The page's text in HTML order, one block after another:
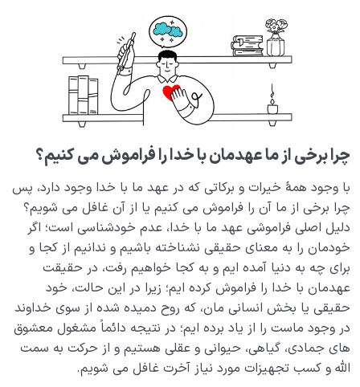
چرا برخی از ما عهدمان با خدا را فراموش می کنیم؟
با وجود همۀ خیرات و برکاتی که در عهد ما با خدا وجود دارد، پس
چرا برخی از ما آن را فراموش می کنیم یا از آن غافل می شویم؟
دلیل اصلی فراموشی عهد ما با خدا، عدم خودشناسی است؛ اگر
خودمان را به معنای حقیقی نشناخته باشیم و ندانیم از کجا و
برای چه به دنیا آمده ایم و به کجا خواهیم رفت، در حقیقت
عهدمان با خدا را فراموش کرده ایم؛ زیرا در این حالت، خود
حقیقی یا بخش انسانی مان، که روح دمیده شده از سوی خداوند
در وجود ماست را از یاد برده ایم؛ در نتیجه دائماً مشغول معشوق
های جمادی، گیاهی، حیوانی و عقلی هستیم و از حرکت به سمت
الله و کسب تجهیزات مورد نیاز آخرت غافل می شویم.